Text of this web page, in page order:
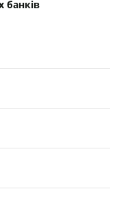
банків